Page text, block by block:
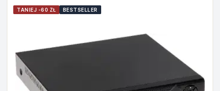
TANIEJ -60 ZŁ BESTSELLER